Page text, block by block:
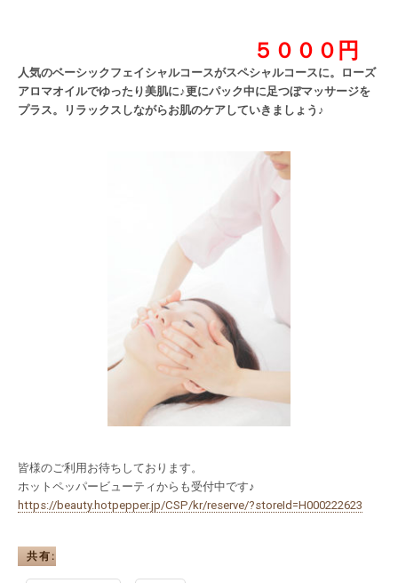
５０００円
人気のベーシックフェイシャルコースがスペシャルコースに。ローズ
アロマオイルでゆったり美肌に♪更にパック中に足つぼマッサージを
プラス。リラックスしながらお肌のケアしていきましょう ♪
皆様のご利用お待ちしております。
ホットペッパービューティからも受付中です♪
https://beauty.hotpepper.jp/CSP/kr/reserve/?storeId=H000222623
共有: